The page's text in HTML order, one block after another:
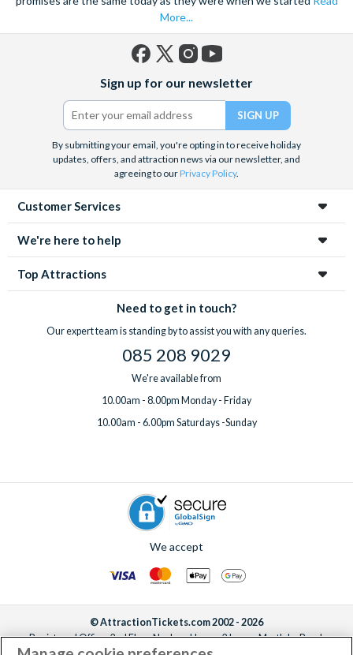
More...
(formerly
Twitter)
Sign up for our newsletter
By submitting your email, you're opting in to receive holiday
updates, offers, and attraction news via our newsletter, and
agreeing to ourPrivacy Policy.
Customer Services
We're here to help
Top Attractions
Need to get in touch?
Our expert team is standing by to assist you with any queries.
085 208 9029
We're available from
10.00am - 8.00pm Monday - Friday
10.00am - 6.00pm Saturdays -Sunday
We accept
© AttractionTickets.com 2002 - 2026
Registered Office: 2nd Floor Nucleus House, 2 Lower Mortlake Road,
Richmond, United Kingdom, TW9 2JA.